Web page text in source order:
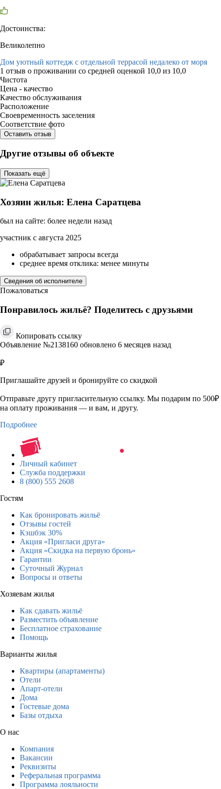
Достоинства:
Великолепно
Дом уютный коттедж с отдельной террасой недалеко от моря
1 отзыв о проживании со средней оценкой 10,0 из 10,0
Чистота
Цена - качество
Качество обслуживания
Расположение
Своевременность заселения
Соответствие фото
Оставить отзыв
Другие отзывы об объекте
Показать ещё
Хозяин жилья: Елена Саратцева
был на сайте: более недели назад
участник с августа 2025
обрабатывает запросы всегда
среднее время отклика: менее минуты
Сведения об исполнителе
Пожаловаться
Понравилось жильё? Поделитесь с друзьями
Копировать ссылку
Объявление №2138160 обновлено 6 месяцев назад
₽
Приглашайте друзей и бронируйте со скидкой
Отправьте другу пригласительную ссылку. Мы подарим по 500₽
на оплату проживания — и вам, и другу.
Подробнее
Личный кабинет
Служба поддержки
8 (800) 555 2608
Гостям
Как бронировать жильё
Отзывы гостей
Кэшбэк 30%
Акция «Пригласи друга»
Акция «Скидка на первую бронь»
Гарантии
Суточный Журнал
Вопросы и ответы
Хозяевам жилья
Как сдавать жильё
Разместить объявление
Бесплатное страхование
Помощь
Варианты жилья
Квартиры (апартаменты)
Отели
Апарт-отели
Дома
Гостевые дома
Базы отдыха
О нас
Компания
Вакансии
Реквизиты
Реферальная программа
Программа лояльности